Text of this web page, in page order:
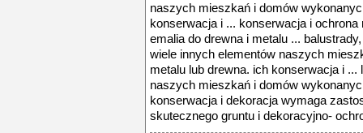
naszych mieszkań i domów
konserwacja i ... konserwacja i ochrona
emalia do drewna i metalu ...
wiele innych elementów naszych
metalu lub drewna. ich konserwacja i
naszych mieszkań i domów
konserwacja i dekoracja wymaga
skutecznego gruntu i dekoracyjno-